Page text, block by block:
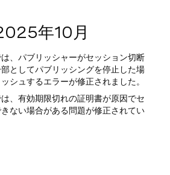
年10月
、パブリッシャーがセッション切断
としてパブリッシングを停止した場
シュするエラーが修正されました。
、有効期限切れの証明書が原因でセ
ない場合がある問題が修正されてい